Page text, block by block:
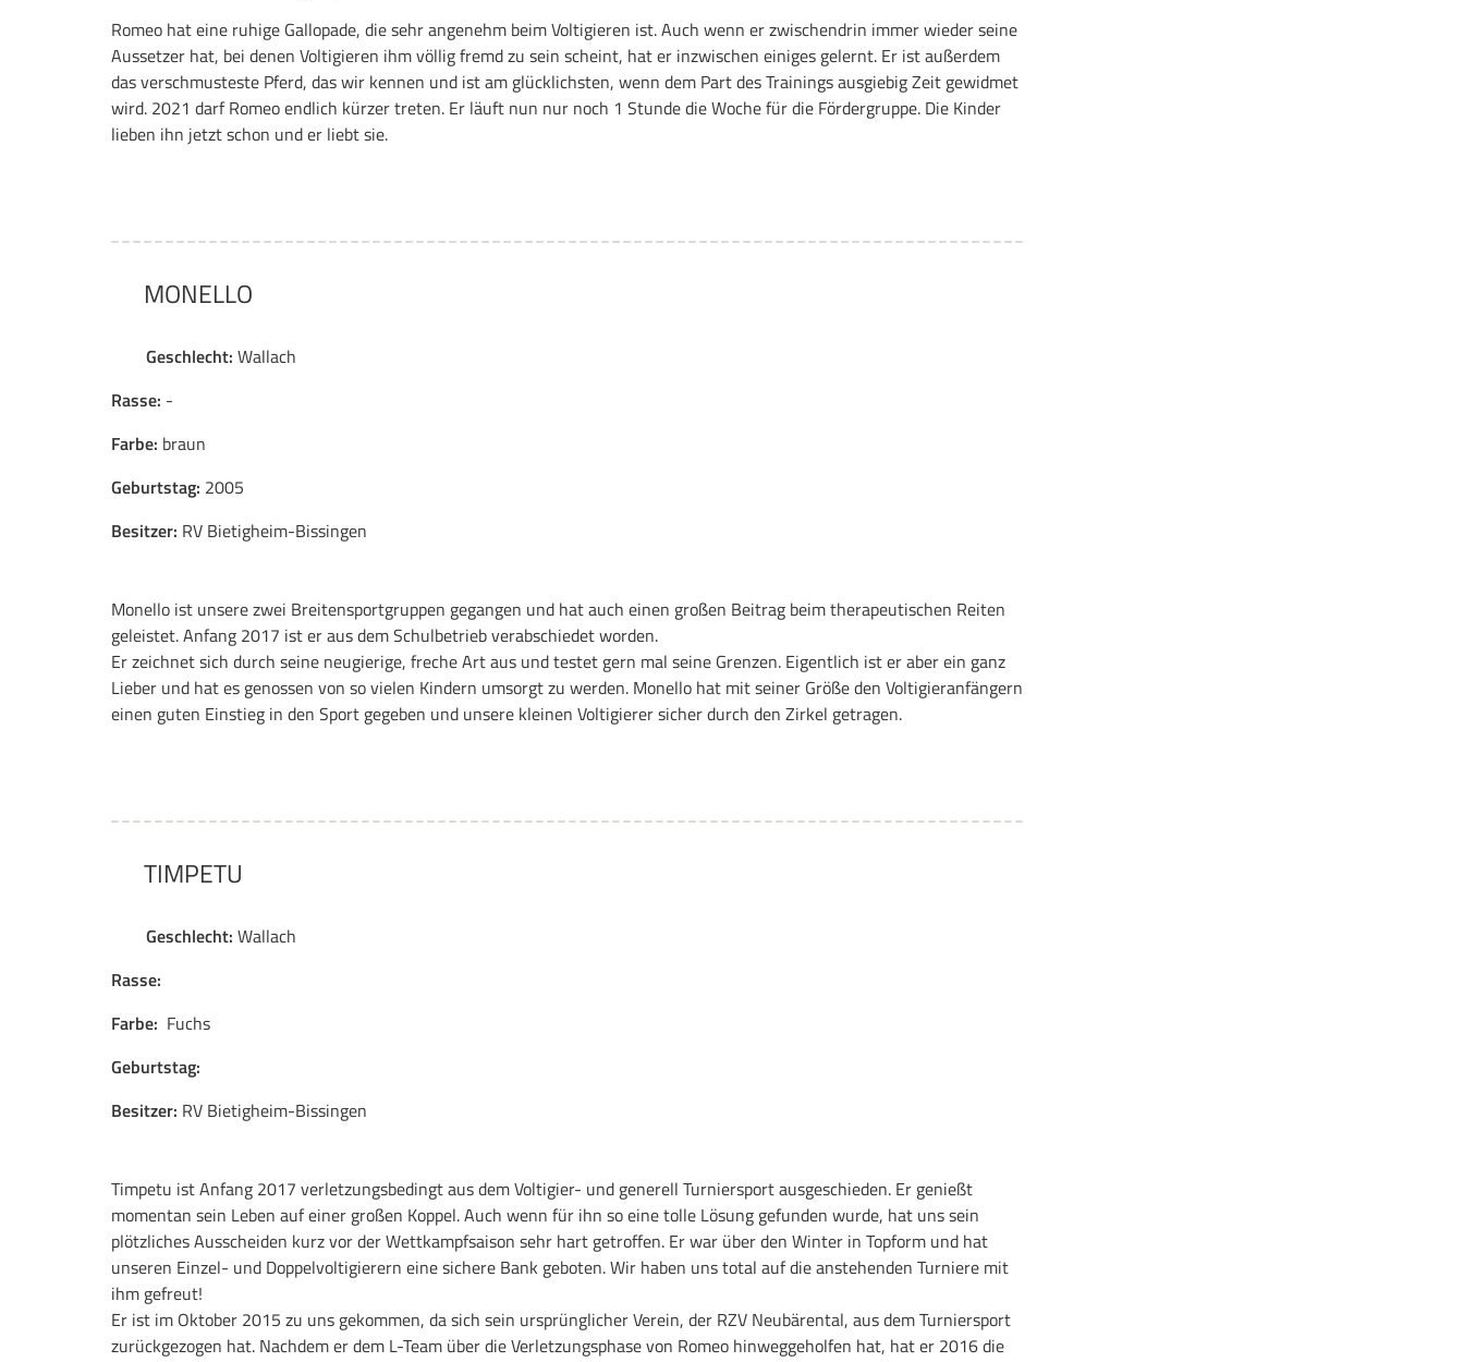
Romeo hat eine ruhige Gallopade, die sehr angenehm beim Voltigieren ist. Auch wenn er zwischendrin immer wieder seine
Aussetzer hat, bei denen Voltigieren ihm völlig fremd zu sein scheint, hat er inzwischen einiges gelernt. Er ist außerdem
das verschmusteste Pferd, das wir kennen und ist am glücklichsten, wenn dem Part des Trainings ausgiebig Zeit gewidmet
wird. 2021 darf Romeo endlich kürzer treten. Er läuft nun nur noch 1 Stunde die Woche für die Fördergruppe. Die Kinder
lieben ihn jetzt schon und er liebt sie.
MONELLO
Geschlecht: Wallach
Rasse: -
Farbe: braun
Geburtstag: 2005
Besitzer: RV Bietigheim-Bissingen
Monello ist unsere zwei Breitensportgruppen gegangen und hat auch einen großen Beitrag beim therapeutischen Reiten
geleistet. Anfang 2017 ist er aus dem Schulbetrieb verabschiedet worden.
Er zeichnet sich durch seine neugierige, freche Art aus und testet gern mal seine Grenzen. Eigentlich ist er aber ein ganz
Lieber und hat es genossen von so vielen Kindern umsorgt zu werden. Monello hat mit seiner Größe den Voltigieranfängern
einen guten Einstieg in den Sport gegeben und unsere kleinen Voltigierer sicher durch den Zirkel getragen.
TIMPETU
Geschlecht: Wallach
Rasse:
Farbe: Fuchs
Geburtstag:
Besitzer: RV Bietigheim-Bissingen
Timpetu ist Anfang 2017 verletzungsbedingt aus dem Voltigier- und generell Turniersport ausgeschieden. Er genießt
momentan sein Leben auf einer großen Koppel. Auch wenn für ihn so eine tolle Lösung gefunden wurde, hat uns sein
plötzliches Ausscheiden kurz vor der Wettkampfsaison sehr hart getroffen. Er war über den Winter in Topform und hat
unseren Einzel- und Doppelvoltigierern eine sichere Bank geboten. Wir haben uns total auf die anstehenden Turniere mit
ihm gefreut!
Er ist im Oktober 2015 zu uns gekommen, da sich sein ursprünglicher Verein, der RZV Neubärental, aus dem Turniersport
zurückgezogen hat. Nachdem er dem L-Team über die Verletzungsphase von Romeo hinweggeholfen hat, hat er 2016 die